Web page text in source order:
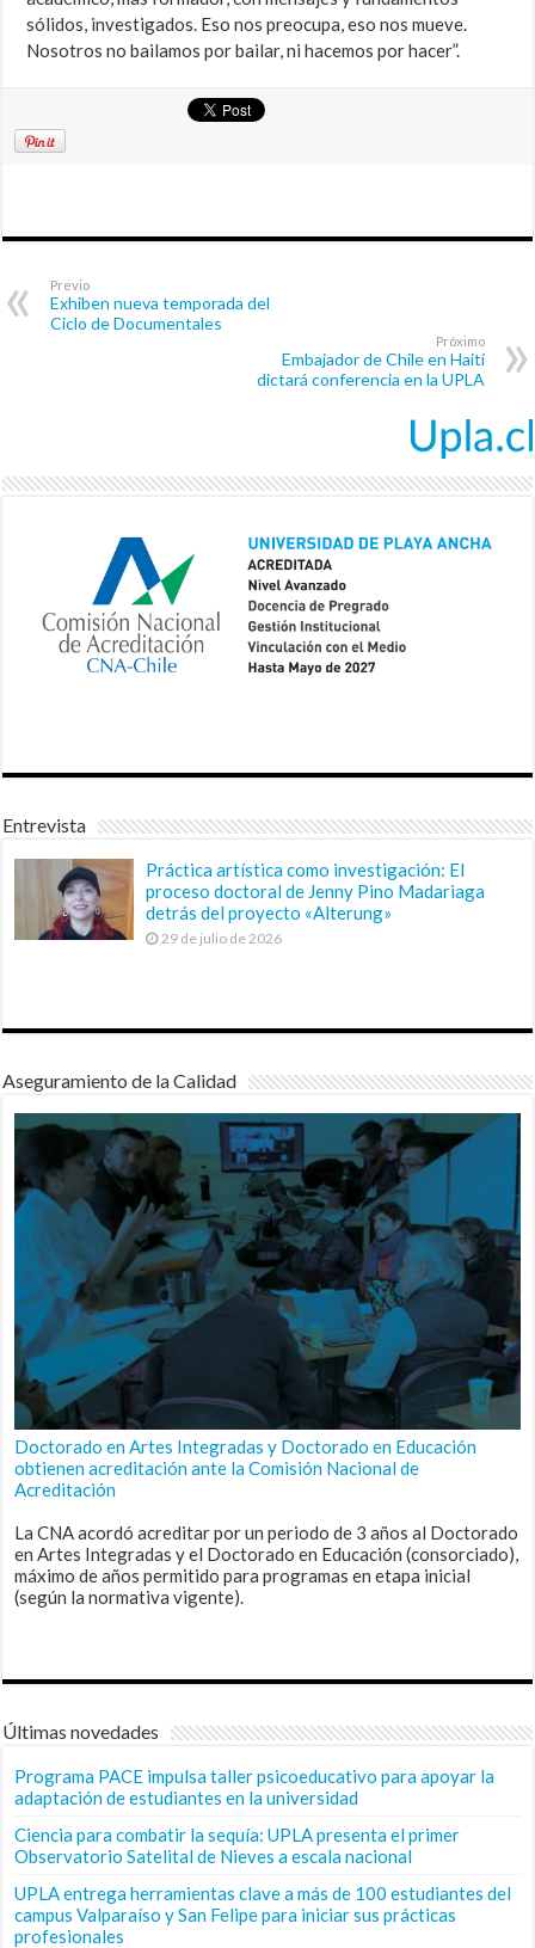
sólidos, investigados. Eso nos preocupa, eso nos mueve.
Nosotros no bailamos por bailar, ni hacemos por hacer”.
Previo
Exhiben nueva temporada del
Ciclo de Documentales
Próximo
Embajador de Chile en Haití
dictará conferencia en la UPLA
Entrevista
Práctica artística como investigación: El
proceso doctoral de Jenny Pino Madariaga
detrás del proyecto «Alterung»
29 de julio de 2026
Aseguramiento de la Calidad
Doctorado en Artes Integradas y Doctorado en Educación
obtienen acreditación ante la Comisión Nacional de
Acreditación
La CNA acordó acreditar por un periodo de 3 años al Doctorado
en Artes Integradas y el Doctorado en Educación (consorciado),
máximo de años permitido para programas en etapa inicial
(según la normativa vigente).
Últimas novedades
Programa PACE impulsa taller psicoeducativo para apoyar la
adaptación de estudiantes en la universidad
Ciencia para combatir la sequía: UPLA presenta el primer
Observatorio Satelital de Nieves a escala nacional
UPLA entrega herramientas clave a más de 100 estudiantes del
campus Valparaíso y San Felipe para iniciar sus prácticas
profesionales